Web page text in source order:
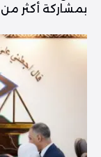
بمشاركة أكثر من 24 ألف عضو